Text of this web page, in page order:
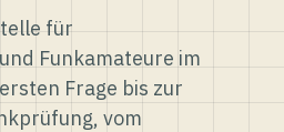
für
Funkamateure im
Frage bis zur
vom